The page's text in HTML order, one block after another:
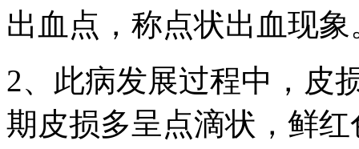
出血点，称点状出血现象
2、此病发展过程中，皮
期皮损多呈点滴状，鲜